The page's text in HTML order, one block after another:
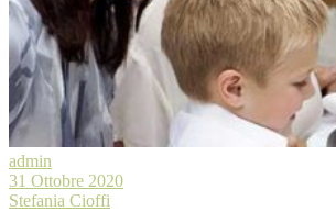
admin
31 Ottobre 2020
Stefania Cioffi